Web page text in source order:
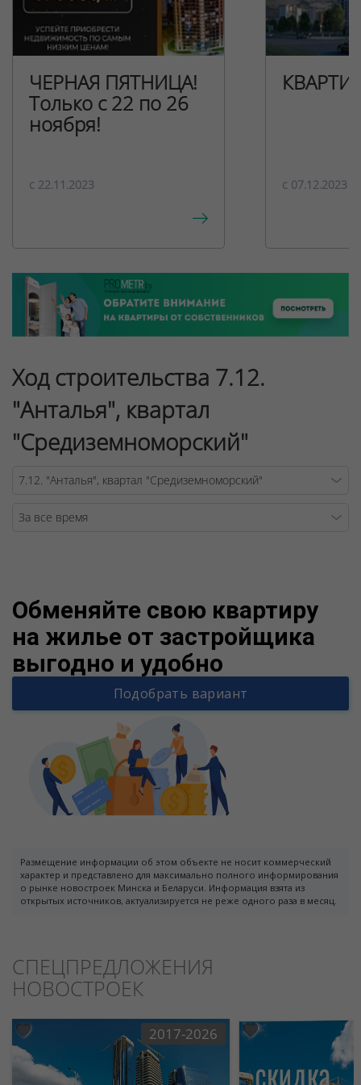
ЧЕРНАЯ ПЯТНИЦА!
Только с 22 по 26
ноября!
c 22.11.2023 c 07.12.2023
Ход строительства 7.12.
"Анталья", квартал
"Средиземноморский"
Обменяйте свою квартиру
на жилье от застройщика
выгодно и удобно
Подобрать вариант
Размещение информации об этом объекте не носит коммерческий
характер и представлено для максимально полного информирования
о рынке новостроек Минска и Беларуси. Информация взята из
открытых источников, актуализируется не реже одного раза в месяц.
СПЕЦПРЕДЛОЖЕНИЯ
НОВОСТРОЕК
2017-2026